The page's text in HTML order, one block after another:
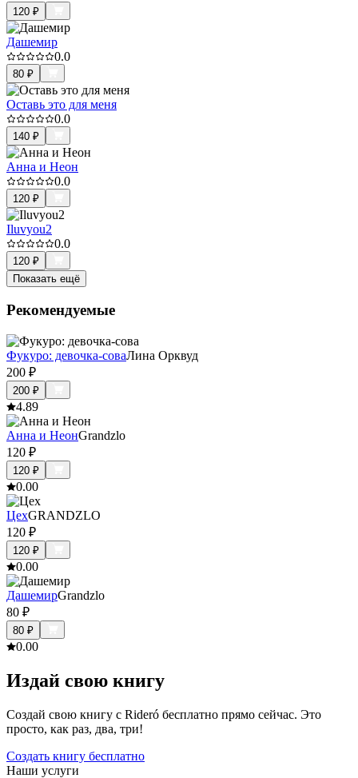
120 ₽
Дашемир
0.0
80 ₽
Оставь это для меня
0.0
140 ₽
Анна и Неон
0.0
120 ₽
Iluvyou2
0.0
120 ₽
Показать ещё
Рекомендуемые
Фукуро: девочка-соваЛина Орквуд
200 ₽
200 ₽
4.89
Анна и НеонGrandzlo
120 ₽
120 ₽
0.00
ЦехGRANDZLO
120 ₽
120 ₽
0.00
ДашемирGrandzlo
80 ₽
80 ₽
0.00
Издай свою книгу
Создай свою книгу с Rideró бесплатно прямо сейчас. Это
просто, как раз, два, три!
Создать книгу бесплатно
Наши услуги